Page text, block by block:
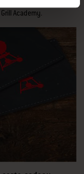
ses compétences